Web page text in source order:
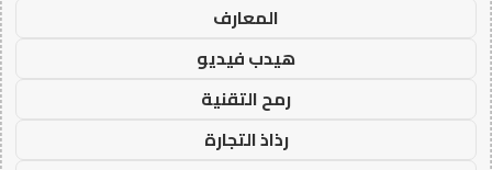
المعارف
هيدب فيديو
رمح التقنية
رذاذ التجارة